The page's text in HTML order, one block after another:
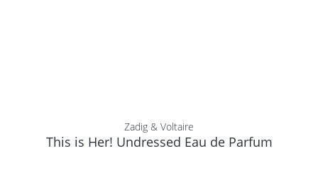
Zadig & Voltaire
This is Her! Undressed Eau de Parfum